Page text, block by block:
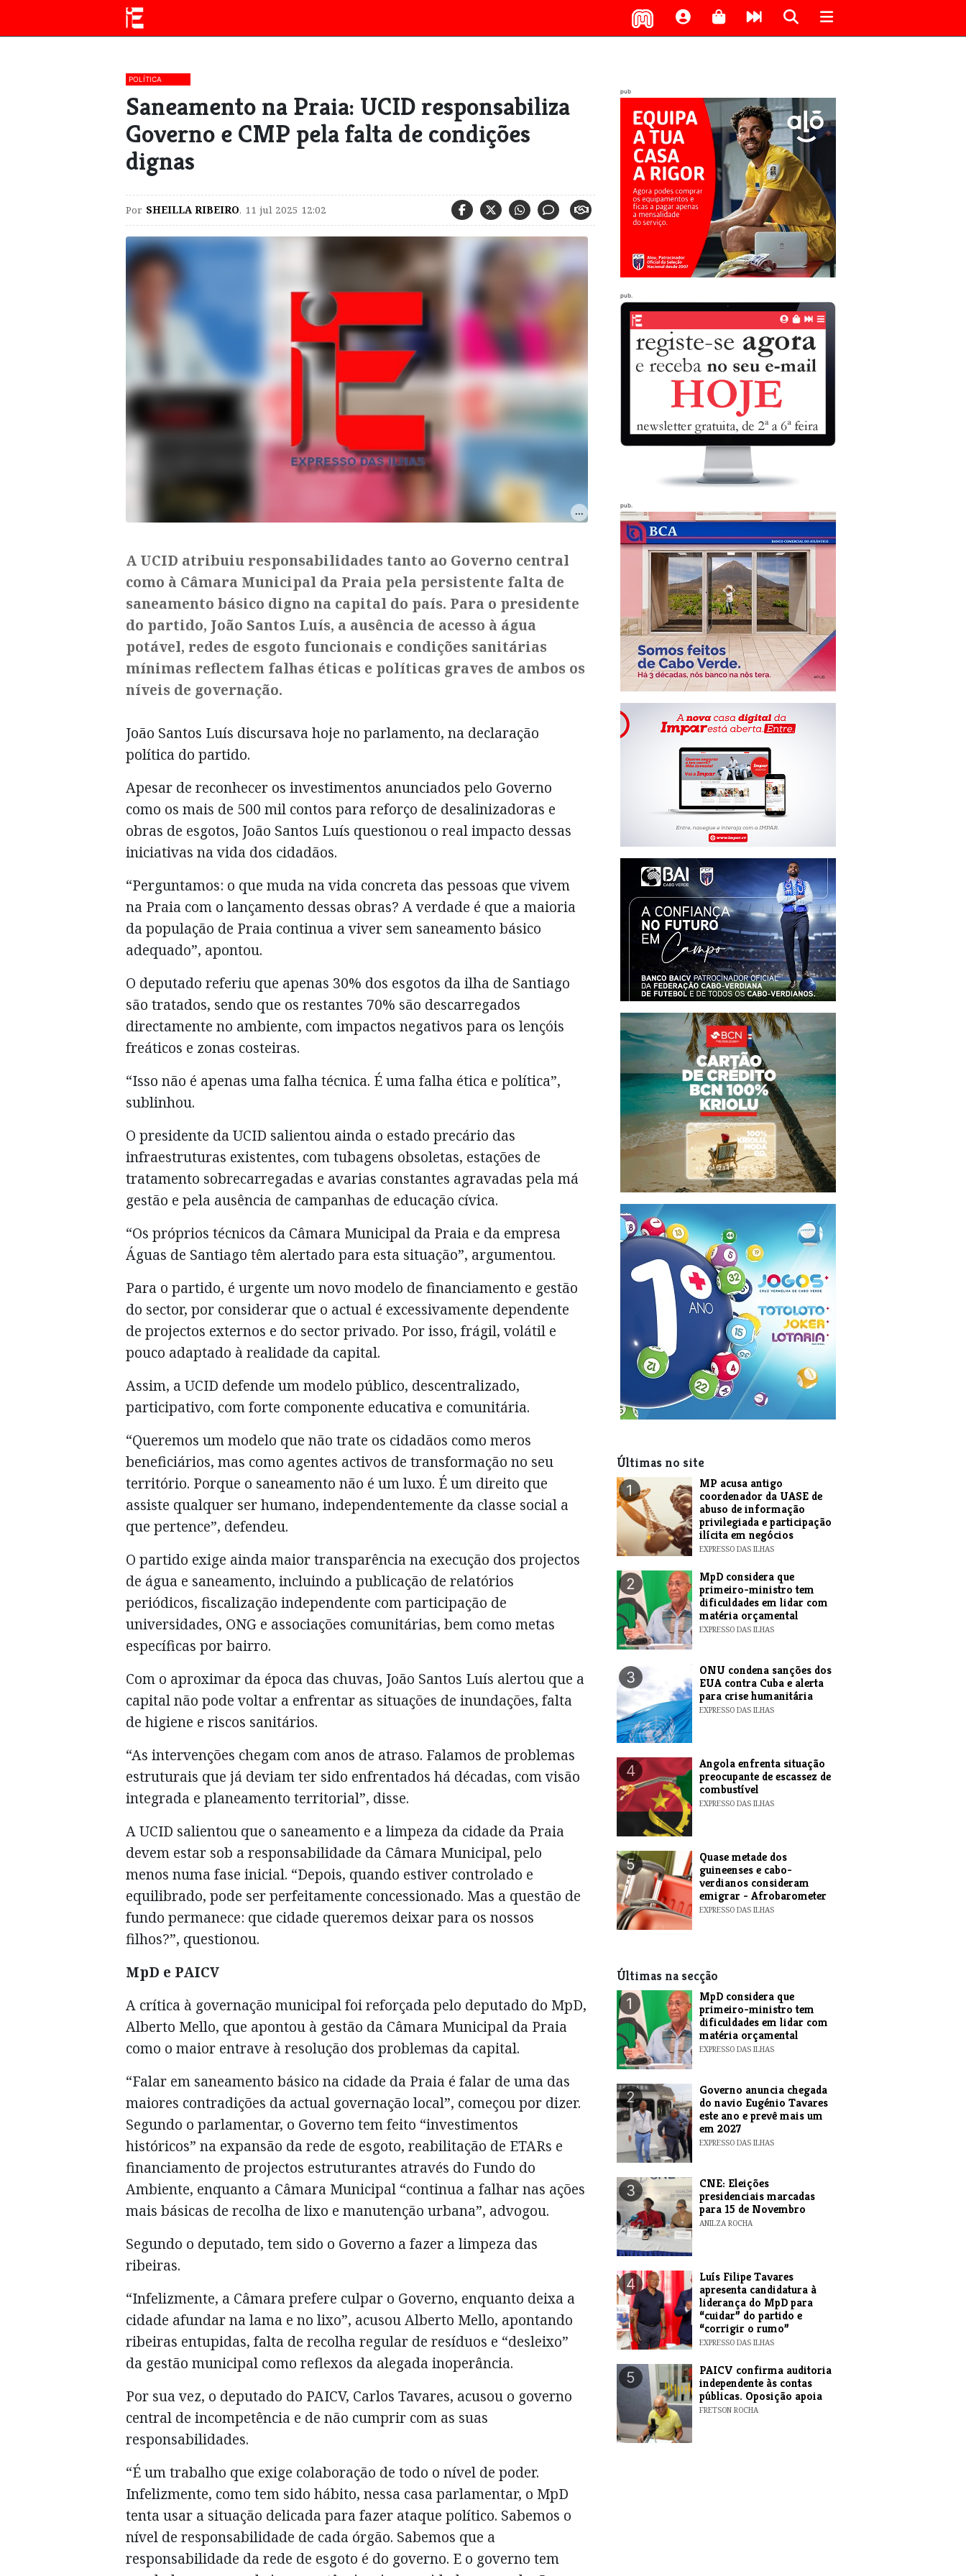
POLÍTICA
Saneamento na Praia: UCID responsabiliza
Governo e CMP pela falta de condições
dignas
Por SHEILLA RIBEIRO, 11 jul 2025 12:02
A UCID atribuiu responsabilidades tanto ao Governo central
como à Câmara Municipal da Praia pela persistente falta de
saneamento básico digno na capital do país. Para o presidente
do partido, João Santos Luís, a ausência de acesso à água
potável, redes de esgoto funcionais e condições sanitárias
mínimas reflectem falhas éticas e políticas graves de ambos os
níveis de governação.
João Santos Luís discursava hoje no parlamento, na declaração
política do partido.
Apesar de reconhecer os investimentos anunciados pelo Governo
como os mais de 500 mil contos para reforço de desalinizadoras e
obras de esgotos, João Santos Luís questionou o real impacto dessas
iniciativas na vida dos cidadãos.
“Perguntamos: o que muda na vida concreta das pessoas que vivem
na Praia com o lançamento dessas obras? A verdade é que a maioria
da população de Praia continua a viver sem saneamento básico
adequado”, apontou.
O deputado referiu que apenas 30% dos esgotos da ilha de Santiago
são tratados, sendo que os restantes 70% são descarregados
directamente no ambiente, com impactos negativos para os lençóis
freáticos e zonas costeiras.
“Isso não é apenas uma falha técnica. É uma falha ética e política”,
sublinhou.
O presidente da UCID salientou ainda o estado precário das
infraestruturas existentes, com tubagens obsoletas, estações de
tratamento sobrecarregadas e avarias constantes agravadas pela má
gestão e pela ausência de campanhas de educação cívica.
“Os próprios técnicos da Câmara Municipal da Praia e da empresa
Águas de Santiago têm alertado para esta situação”, argumentou.
Para o partido, é urgente um novo modelo de financiamento e gestão
do sector, por considerar que o actual é excessivamente dependente
de projectos externos e do sector privado. Por isso, frágil, volátil e
pouco adaptado à realidade da capital.
Assim, a UCID defende um modelo público, descentralizado,
participativo, com forte componente educativa e comunitária.
“Queremos um modelo que não trate os cidadãos como meros
beneficiários, mas como agentes activos de transformação no seu
território. Porque o saneamento não é um luxo. É um direito que
assiste qualquer ser humano, independentemente da classe social a
que pertence”, defendeu.
O partido exige ainda maior transparência na execução dos projectos
de água e saneamento, incluindo a publicação de relatórios
periódicos, fiscalização independente com participação de
universidades, ONG e associações comunitárias, bem como metas
específicas por bairro.
Com o aproximar da época das chuvas, João Santos Luís alertou que a
capital não pode voltar a enfrentar as situações de inundações, falta
de higiene e riscos sanitários.
“As intervenções chegam com anos de atraso. Falamos de problemas
estruturais que já deviam ter sido enfrentados há décadas, com visão
integrada e planeamento territorial”, disse.
A UCID salientou que o saneamento e a limpeza da cidade da Praia
devem estar sob a responsabilidade da Câmara Municipal, pelo
menos numa fase inicial. “Depois, quando estiver controlado e
equilibrado, pode ser perfeitamente concessionado. Mas a questão de
fundo permanece: que cidade queremos deixar para os nossos
filhos?”, questionou.
MpD e PAICV
A crítica à governação municipal foi reforçada pelo deputado do MpD,
Alberto Mello, que apontou à gestão da Câmara Municipal da Praia
como o maior entrave à resolução dos problemas da capital.
“Falar em saneamento básico na cidade da Praia é falar de uma das
maiores contradições da actual governação local”, começou por dizer.
Segundo o parlamentar, o Governo tem feito “investimentos
históricos” na expansão da rede de esgoto, reabilitação de ETARs e
financiamento de projectos estruturantes através do Fundo do
Ambiente, enquanto a Câmara Municipal “continua a falhar nas ações
mais básicas de recolha de lixo e manutenção urbana”, advogou.
Segundo o deputado, tem sido o Governo a fazer a limpeza das
ribeiras.
“Infelizmente, a Câmara prefere culpar o Governo, enquanto deixa a
cidade afundar na lama e no lixo”, acusou Alberto Mello, apontando
ribeiras entupidas, falta de recolha regular de resíduos e “desleixo”
da gestão municipal como reflexos da alegada inoperância.
Por sua vez, o deputado do PAICV, Carlos Tavares, acusou o governo
central de incompetência e de não cumprir com as suas
responsabilidades.
“É um trabalho que exige colaboração de todo o nível de poder.
Infelizmente, como tem sido hábito, nessa casa parlamentar, o MpD
tenta usar a situação delicada para fazer ataque político. Sabemos o
nível de responsabilidade de cada órgão. Sabemos que a
responsabilidade da rede de esgoto é do governo. E o governo tem
pub
pub.
pub.
Últimas no site
1
MP acusa antigo
coordenador da UASE de
abuso de informação
privilegiada e participação
ilícita em negócios
EXPRESSO DAS ILHAS
2
MpD considera que
primeiro-ministro tem
dificuldades em lidar com
matéria orçamental
EXPRESSO DAS ILHAS
3
ONU condena sanções dos
EUA contra Cuba e alerta
para crise humanitária
EXPRESSO DAS ILHAS
4
Angola enfrenta situação
preocupante de escassez de
combustível
EXPRESSO DAS ILHAS
5
Quase metade dos
guineenses e cabo-
verdianos consideram
emigrar - Afrobarometer
EXPRESSO DAS ILHAS
Últimas na secção
1
MpD considera que
primeiro-ministro tem
dificuldades em lidar com
matéria orçamental
EXPRESSO DAS ILHAS
2
Governo anuncia chegada
do navio Eugénio Tavares
este ano e prevê mais um
em 2027
EXPRESSO DAS ILHAS
3
CNE: Eleições
presidenciais marcadas
para 15 de Novembro
ANILZA ROCHA
4
Luís Filipe Tavares
apresenta candidatura à
liderança do MpD para
“cuidar” do partido e
“corrigir o rumo”
EXPRESSO DAS ILHAS
5
​PAICV confirma auditoria
independente às contas
públicas. Oposição apoia
FRETSON ROCHA